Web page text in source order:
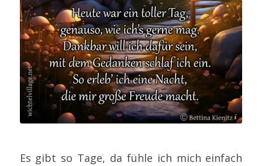
Bettina Kienitz
Es gibt so Tage, da fühle ich mich einfach